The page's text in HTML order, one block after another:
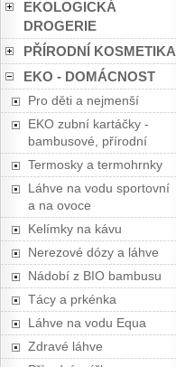
EKOLOGICKÁ
DROGERIE
PŘÍRODNÍ KOSMETIKA
EKO - DOMÁCNOST
Pro děti a nejmenší
EKO zubní kartáčky -
bambusové, přírodní
Termosky a termohrnky
Láhve na vodu sportovní
a na ovoce
Kelímky na kávu
Nerezové dózy a láhve
Nádobí z BIO bambusu
Tácy a prkénka
Láhve na vodu Equa
Zdravé láhve